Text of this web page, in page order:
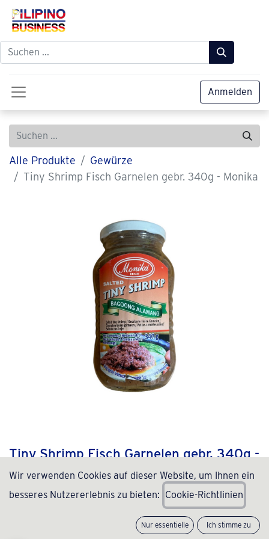
Anmelden
Alle Produkte
Gewürze
Tiny Shrimp Fisch Garnelen gebr. 340g - Monika
Tiny Shrimp Fisch Garnelen gebr. 340g -
Monika
(0 Rezension)
Versand (12,24€/Stück)
Wir verwenden Cookies auf dieser Website, um Ihnen ein
besseres Nutzererlebnis zu bieten: Cookie-Richtlinien
Nur essentielle Ich stimme zu